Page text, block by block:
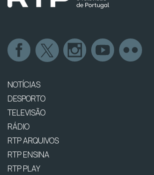
NOTÍCIAS
DESPORTO
TELEVISÃO
RÁDIO
RTP ARQUIVOS
RTP ENSINA
RTP PLAY